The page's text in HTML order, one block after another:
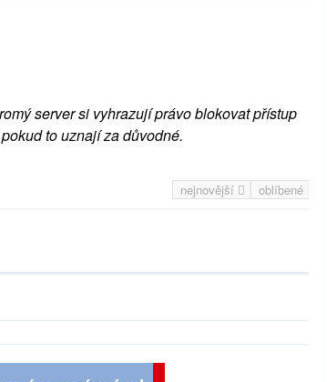
server si vyhrazují právo blokovat přístup
to uznají za důvodné.
nejnovější oblíbené